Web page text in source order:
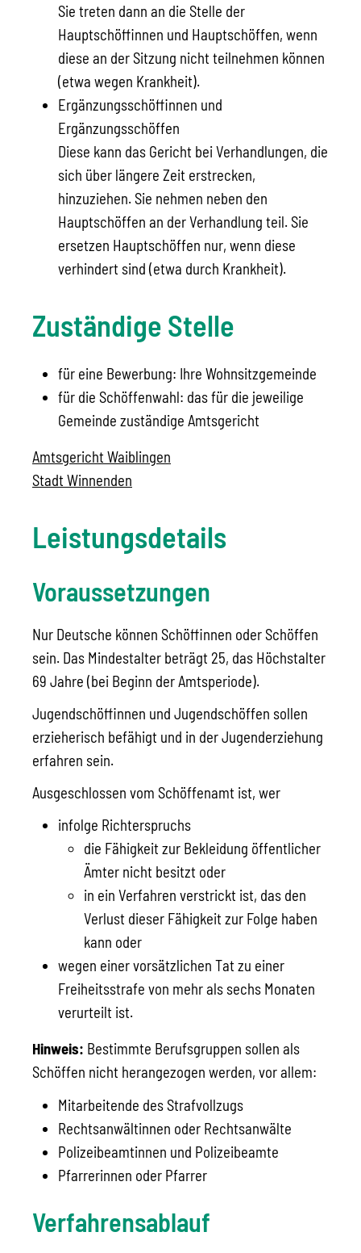
Sie treten dann an die Stelle der
Hauptschöffinnen und Hauptschöffen, wenn
diese an der Sitzung nicht teilnehmen können
(etwa wegen Krankheit).
Ergänzungsschöffinnen und
Ergänzungsschöffen
Diese kann das Gericht bei Verhandlungen, die
sich über längere Zeit erstrecken,
hinzuziehen. Sie nehmen neben den
Hauptschöffen an der Verhandlung teil. Sie
ersetzen Hauptschöffen nur, wenn diese
verhindert sind (etwa durch Krankheit).
Zuständige Stelle
für eine Bewerbung: Ihre Wohnsitzgemeinde
für die Schöffenwahl: das für die jeweilige
Gemeinde zuständige Amtsgericht
Amtsgericht Waiblingen
Stadt Winnenden
Leistungsdetails
Voraussetzungen
Nur Deutsche können Schöffinnen oder Schöffen
sein. Das Mindestalter beträgt 25, das Höchstalter
69 Jahre (bei Beginn der Amtsperiode).
Jugendschöffinnen und Jugendschöffen sollen
erzieherisch befähigt und in der Jugenderziehung
erfahren sein.
Ausgeschlossen vom Schöffenamt ist, wer
infolge Richterspruchs
die Fähigkeit zur Bekleidung öffentlicher
Ämter nicht besitzt oder
in ein Verfahren verstrickt ist, das den
Verlust dieser Fähigkeit zur Folge haben
kann oder
wegen einer vorsätzlichen Tat zu einer
Freiheitsstrafe von mehr als sechs Monaten
verurteilt ist.
Hinweis: Bestimmte Berufsgruppen sollen als
Schöffen nicht herangezogen werden, vor allem:
Mitarbeitende des Strafvollzugs
Rechtsanwältinnen oder Rechtsanwälte
Polizeibeamtinnen und Polizeibeamte
Pfarrerinnen oder Pfarrer
Verfahrensablauf